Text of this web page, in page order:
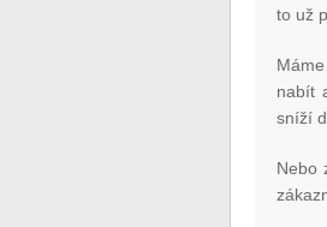
to už
nabít
sníží
Nebo